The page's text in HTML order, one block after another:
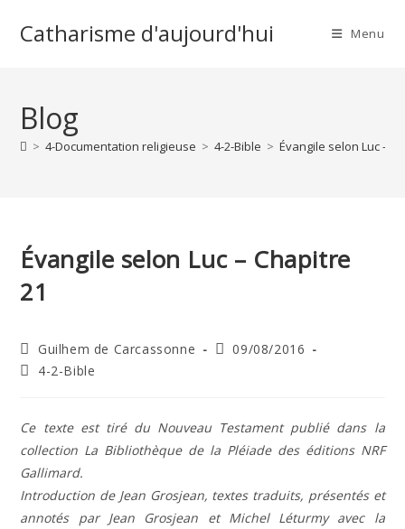
Catharisme d'aujourd'hui Menu
Blog
> 4-Documentation religieuse > 4-2-Bible > Évangile selon Luc –
Évangile selon Luc – Chapitre
21
Auteur/autrice
de
Guilhem de Carcassonne
Publication
09/08/2016
Post4-2-Bible
Ce texte est tiré du Nouveau Testament publié dans la
collection La Bibliothèque de la Pléiade des éditions NRF
Gallimard.
Introduction de Jean Grosjean, textes traduits, présentés et
annotés par Jean Grosjean et Michel Léturmy avec la